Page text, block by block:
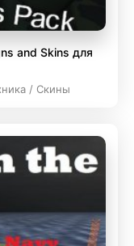
and Skins для
/ Скины